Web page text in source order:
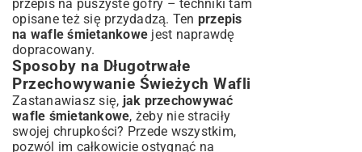
przepis na puszyste gofry – techniki tam
opisane też się przydadzą. Ten przepis
na wafle śmietankowe jest naprawdę
dopracowany.
Sposoby na Długotrwałe
Przechowywanie Świeżych Wafli
Zastanawiasz się, jak przechowywać
wafle śmietankowe, żeby nie straciły
swojej chrupkości? Przede wszystkim,
pozwól im całkowicie ostygnąć na